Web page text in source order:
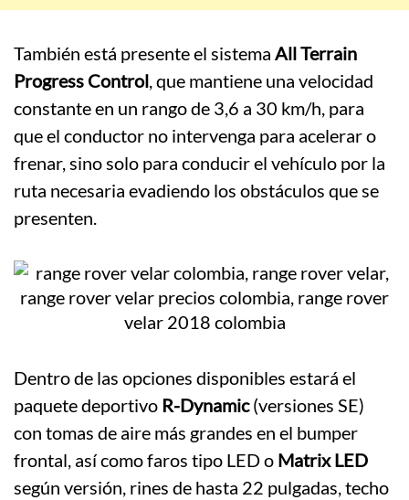
También está presente el sistema All Terrain
Progress Control, que mantiene una velocidad
constante en un rango de 3,6 a 30 km/h, para
que el conductor no intervenga para acelerar o
frenar, sino solo para conducir el vehículo por la
ruta necesaria evadiendo los obstáculos que se
presenten.
Dentro de las opciones disponibles estará el
paquete deportivo R-Dynamic(versiones SE)
con tomas de aire más grandes en el bumper
frontal, así como faros tipo LED o Matrix LED
según versión, rines de hasta 22 pulgadas, techo